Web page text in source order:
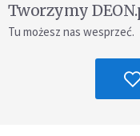
Tworzymy
Tu możesz nas wesprzeć.